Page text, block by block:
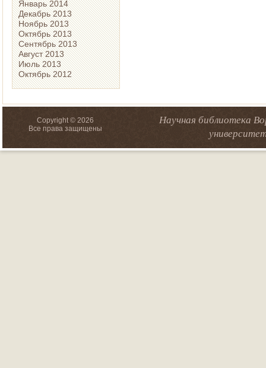
Январь 2014
Декабрь 2013
Ноябрь 2013
Октябрь 2013
Сентябрь 2013
Август 2013
Июль 2013
Октябрь 2012
Copyright © 2026
Все права защищены
Научная библиотека